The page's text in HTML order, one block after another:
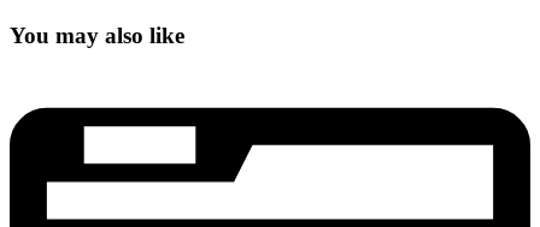
You may also like